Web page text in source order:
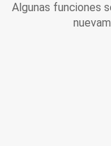
Algunas funciones